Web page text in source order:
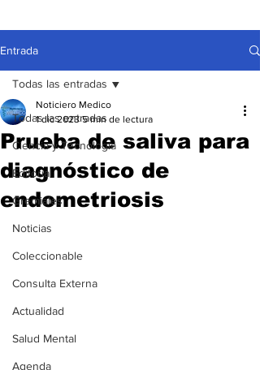
Entrada
Todas las entradas
Ciencia y Tecnología
Editorial
Gremiales
Noticias
Coleccionable
Consulta Externa
Actualidad
Salud Mental
Agenda
Todas las entradas
Prueba de saliva para
diagnóstico de
endometriosis
Noticiero Medico
1 dic 2023 5 min de lectura